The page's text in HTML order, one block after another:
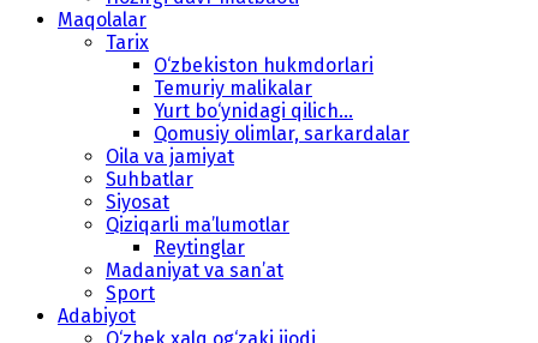
Maqolalar
Tarix
O‘zbekiston hukmdorlari
Temuriy malikalar
Yurt bo‘ynidagi qilich...
Qomusiy olimlar, sarkardalar
Oila va jamiyat
Suhbatlar
Siyosat
Qiziqarli ma’lumotlar
Reytinglar
Madaniyat va san’at
Sport
Adabiyot
O‘zbek xalq og‘zaki ijodi